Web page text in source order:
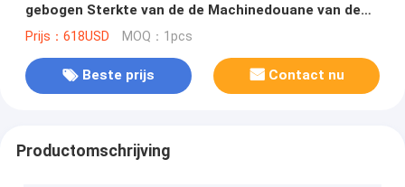
gebogen Sterkte van de de Machinedouane van de
Beenkrul
Prijs：618USD MOQ：1pcs
Beste prijs Contact nu
Productomschrijving